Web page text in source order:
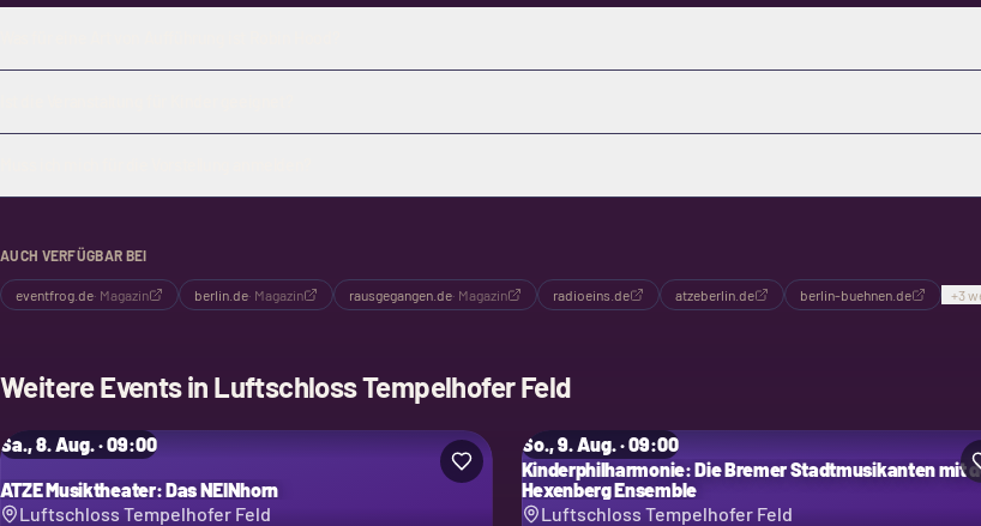
AUCH VERFÜGBAR BEI
eventfrog.de· Magazin berlin.de· Magazin rausgegangen.de· Magazin radioeins.de atzeberlin.de berlin-buehnen.de +3
Weitere Events in Luftschloss Tempelhofer Feld
Sa., 8. Aug. · 09:00
ATZE Musiktheater: Das NEINhorn
Luftschloss Tempelhofer Feld
So., 9. Aug. · 09:00
Kinderphilharmonie: Die Bremer Stadtmusikanten mit
Hexenberg Ensemble
Luftschloss Tempelhofer Feld